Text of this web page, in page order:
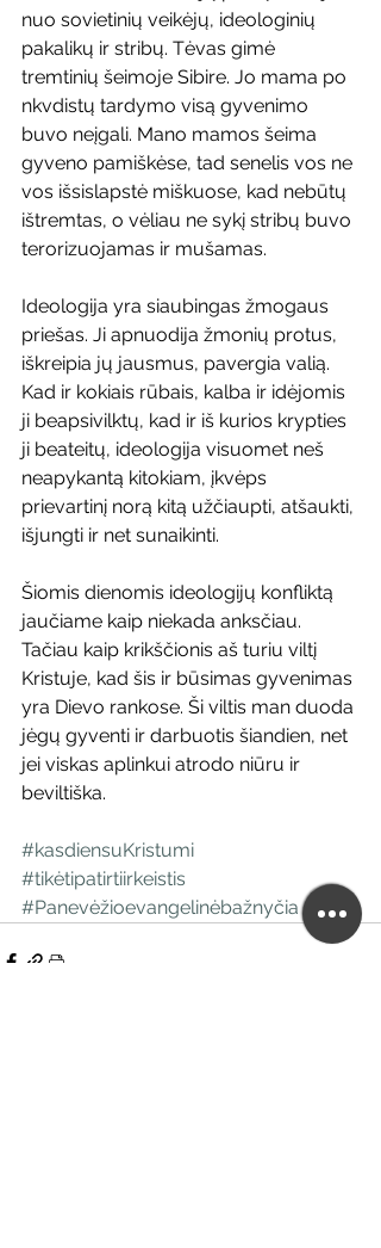
nuo sovietinių veikėjų, ideologinių
pakalikų ir stribų. Tėvas gimė
tremtinių šeimoje Sibire. Jo mama po
nkvdistų tardymo visą gyvenimo
buvo neįgali. Mano mamos šeima
gyveno pamiškėse, tad senelis vos ne
vos išsislapstė miškuose, kad nebūtų
ištremtas, o vėliau ne sykį stribų buvo
terorizuojamas ir mušamas.
Ideologija yra siaubingas žmogaus
priešas. Ji apnuodija žmonių protus,
iškreipia jų jausmus, pavergia valią.
Kad ir kokiais rūbais, kalba ir idėjomis
ji beapsivilktų, kad ir iš kurios krypties
ji beateitų, ideologija visuomet neš
neapykantą kitokiam, įkvėps
prievartinį norą kitą užčiaupti, atšaukti,
išjungti ir net sunaikinti.
Šiomis dienomis ideologijų konfliktą
jaučiame kaip niekada anksčiau.
Tačiau kaip krikščionis aš turiu viltį
Kristuje, kad šis ir būsimas gyvenimas
yra Dievo rankose. Ši viltis man duoda
jėgų gyventi ir darbuotis šiandien, net
jei viskas aplinkui atrodo niūru ir
beviltiška.
#kasdiensuKristumi
#tikėtipatirtiirkeistis
#Panevėžioevangelinėbažnyčia